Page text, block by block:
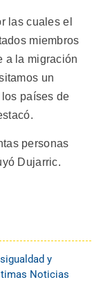
las cuales el
miembros
a la migración
un
países de
personas
Dujarric.
y
Noticias